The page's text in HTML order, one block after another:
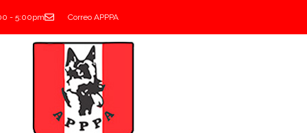
- 5:00pm Correo APPPA